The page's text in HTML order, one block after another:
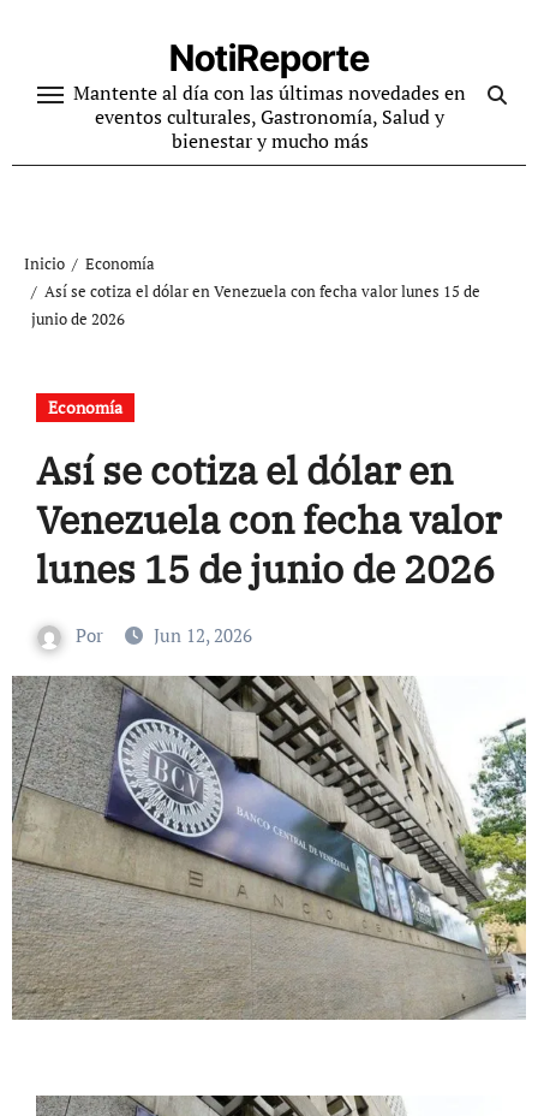
contenido
NotiReporte
Mantente al día con las últimas novedades en
eventos culturales, Gastronomía, Salud y
bienestar y mucho más
Inicio
Economía
Así se cotiza el dólar en Venezuela con fecha valor lunes 15 de
junio de 2026
Economía
Así se cotiza el dólar en
Venezuela con fecha valor
lunes 15 de junio de 2026
Por Jun 12, 2026